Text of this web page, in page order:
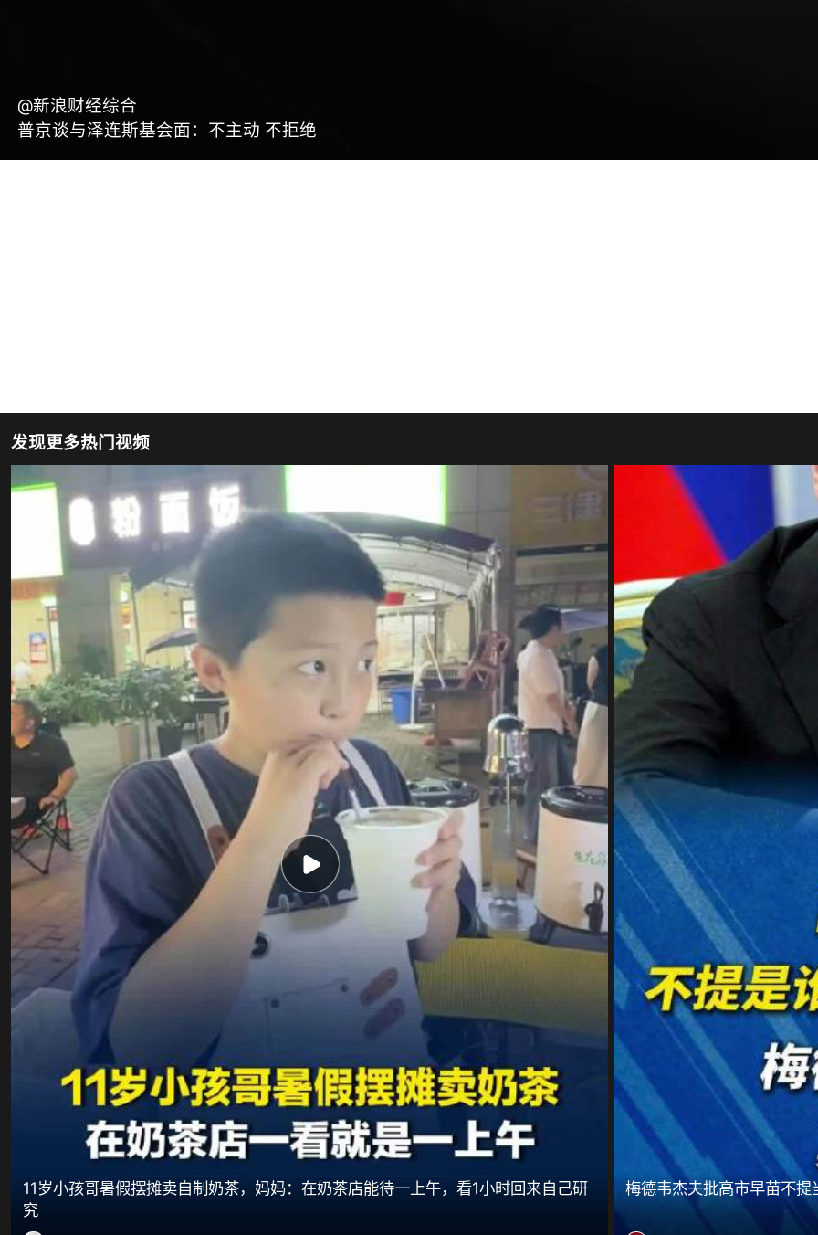
@新浪财经综合
普京谈与泽连斯基会面：不主动 不拒绝
发现更多热门视频
11岁小孩哥暑假摆摊卖自制奶茶，妈妈：在奶茶店能待一上午，看1小时回来自己研
究
梅德韦杰夫批高市早苗不